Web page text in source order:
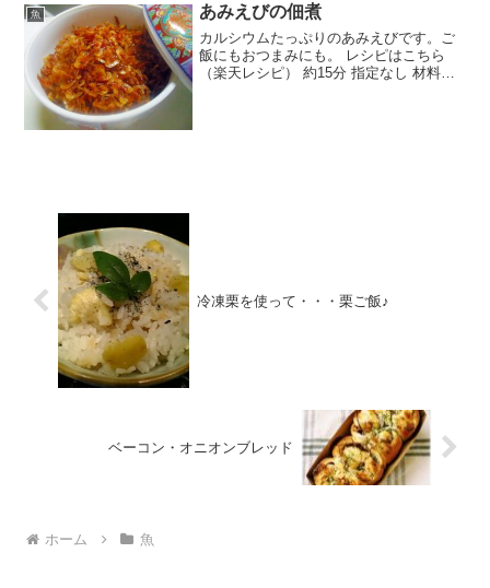
魚 あみえびの佃煮
カルシウムたっぷりのあみえびです。ご
飯にもおつまみにも。 レシピはこちら
（楽天レシピ） 約15分 指定なし 材料あ
冷凍栗を使って・・・栗ご飯♪
ベーコン・オニオンブレッド
ホーム 魚